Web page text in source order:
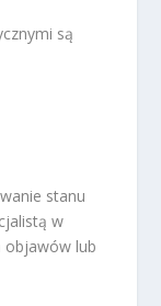
są
stanu
w
objawów lub